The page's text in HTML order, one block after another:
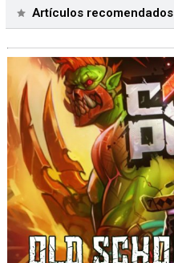
Artículos recomendados